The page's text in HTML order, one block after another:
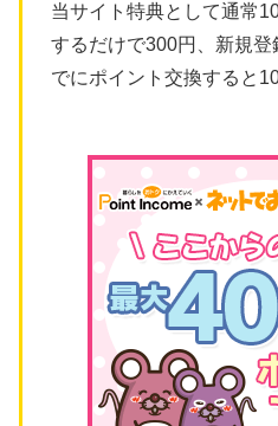
当サイト特典として通常
するだけで300円、新規登
でにポイント交換すると